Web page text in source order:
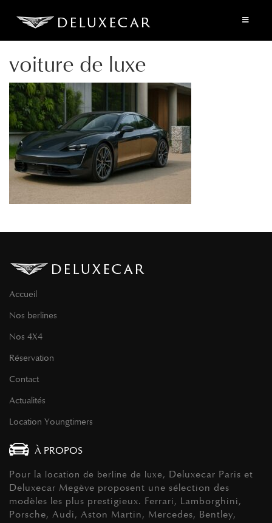
voiture de luxe
Accueil
Nos berlines
Nos 4X4
Réservation
Contact
Actualités
Location Youngtimers
À PROPOS
Pour la location de berline de luxe, Deluxecar Paris et
Deluxecar Megève proposent une sélection des
modèles les plus prestigieux. Ferrari, Lamborghini,
Porsche, Audi, Aston Martin, Mercedes, Bentley,